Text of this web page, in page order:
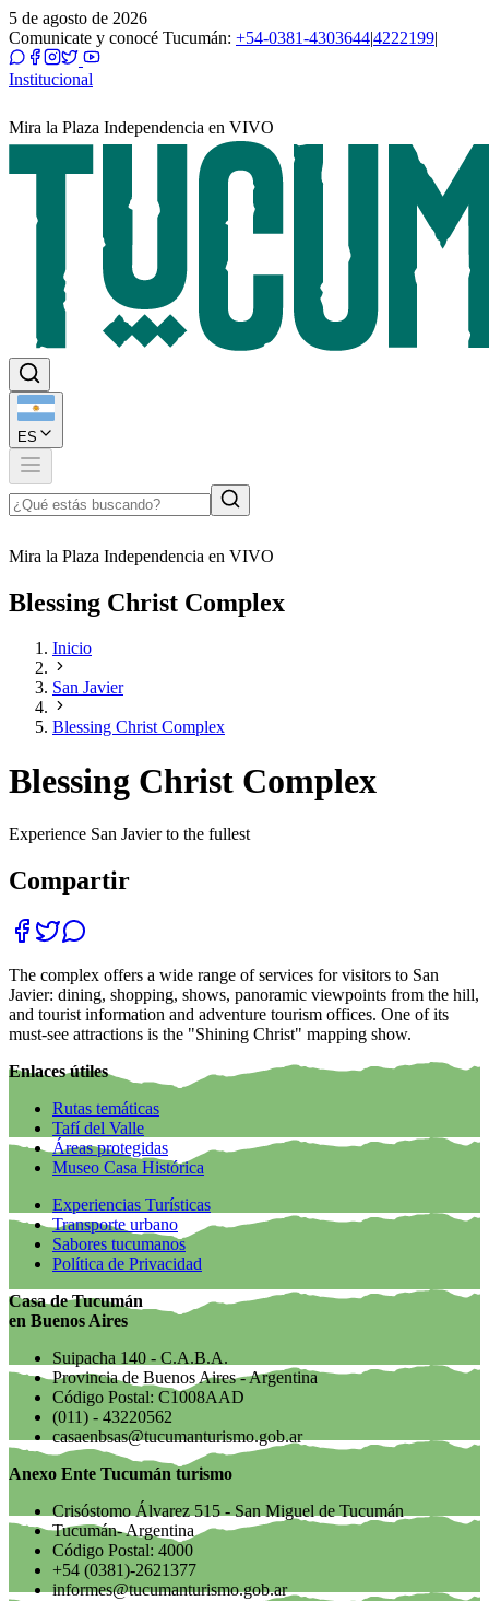
5 de agosto de 2026
Comunicate y conocé Tucumán: +54-0381-4303644|4222199|
Institucional
Mira la Plaza Independencia en VIVO
ES
Mira la Plaza Independencia en VIVO
Blessing Christ Complex
Inicio
San Javier
Blessing Christ Complex
Blessing Christ Complex
Experience San Javier to the fullest
Compartir
The complex offers a wide range of services for visitors to San
Javier: dining, shopping, shows, panoramic viewpoints from the hill,
and tourist information and adventure tourism offices. One of its
must-see attractions is the "Shining Christ" mapping show.
Enlaces útiles
Rutas temáticas
Tafí del Valle
Áreas protegidas
Museo Casa Histórica
Experiencias Turísticas
Transporte urbano
Sabores tucumanos
Política de Privacidad
Casa de Tucumán
en Buenos Aires
Suipacha 140 - C.A.B.A.
Provincia de Buenos Aires - Argentina
Código Postal: C1008AAD
(011) - 43220562
casaenbsas@tucumanturismo.gob.ar
Anexo Ente Tucumán turismo
Crisóstomo Álvarez 515 - San Miguel de Tucumán
Tucumán- Argentina
Código Postal: 4000
+54 (0381)-2621377
informes@tucumanturismo.gob.ar